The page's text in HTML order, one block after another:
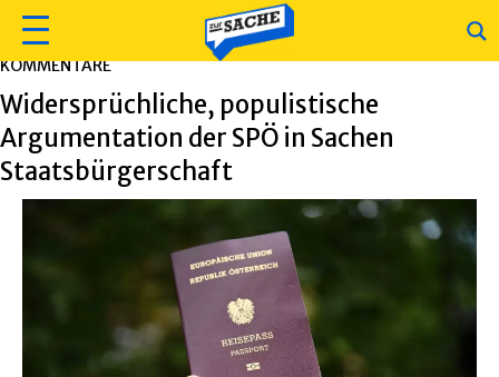
KOMMENTARE
Widersprüchliche, populistische
Argumentation der SPÖ in Sachen
Staatsbürgerschaft